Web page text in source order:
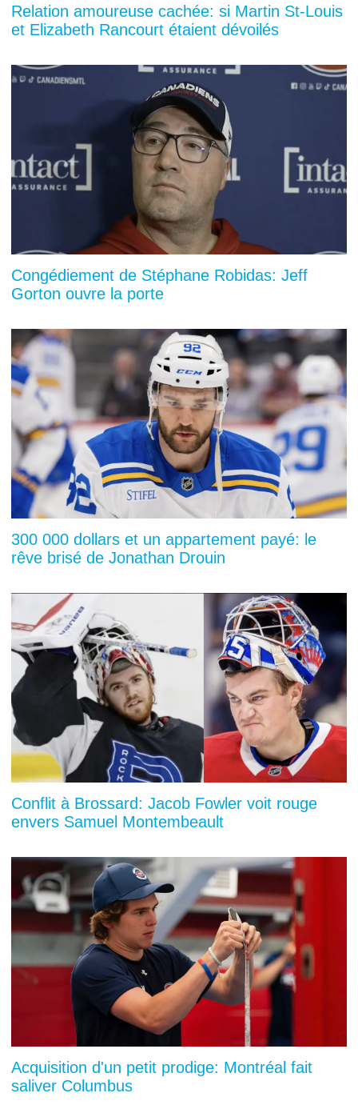
Relation amoureuse cachée: si Martin St-Louis
et Elizabeth Rancourt étaient dévoilés
Congédiement de Stéphane Robidas: Jeff
Gorton ouvre la porte
300 000 dollars et un appartement payé: le
rêve brisé de Jonathan Drouin
Conflit à Brossard: Jacob Fowler voit rouge
envers Samuel Montembeault
Acquisition d'un petit prodige: Montréal fait
saliver Columbus